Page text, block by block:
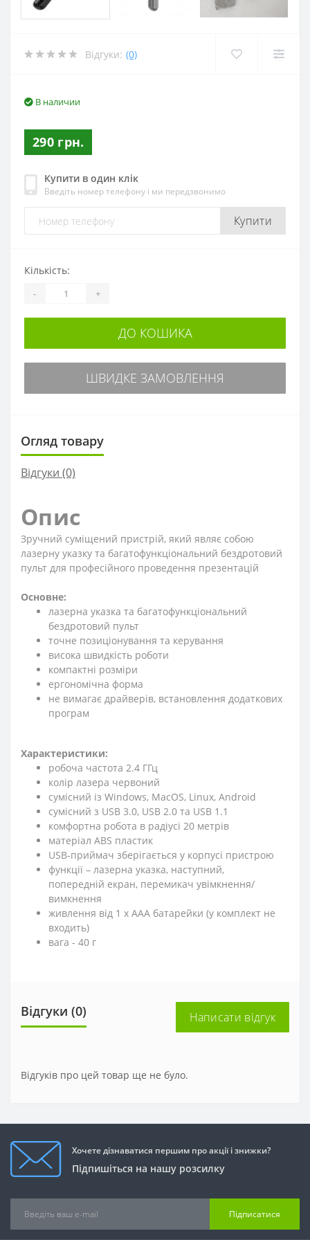
Відгуки: (0)
В наличии
290 грн.
Купити в один клік
Введіть номер телефону і ми передзвонимо
Купити
Кількість:
- +
ДО КОШИКА
ШВИДКЕ ЗАМОВЛЕННЯ
Огляд товару
Відгуки (0)
Опис
Зручний суміщений пристрій, який являє собою
лазерну указку та багатофункціональний бездротовий
пульт для професійного проведення презентацій
Основне:
лазерна указка та багатофункціональний
бездротовий пульт
точне позиціонування та керування
висока швидкість роботи
компактні розміри
ергономічна форма
не вимагає драйверів, встановлення додаткових
програм
Характеристики:
робоча частота 2.4 ГГц
колір лазера червоний
сумісний із Windows, MacOS, Linux, Android
сумісний з USB 3.0, USB 2.0 та USB 1.1
комфортна робота в радіусі 20 метрів
матеріал ABS пластик
USB-приймач зберігається у корпусі пристрою
функції – лазерна указка, наступний,
попередній екран, перемикач увімкнення/
вимкнення
живлення від 1 х ААА батарейки (у комплект не
входить)
вага - 40 г
Відгуки (0) Написати відгук
Відгуків про цей товар ще не було.
Хочете дізнаватися першим про акції і знижки?
Підпишіться на нашу розсилку
Підписатися